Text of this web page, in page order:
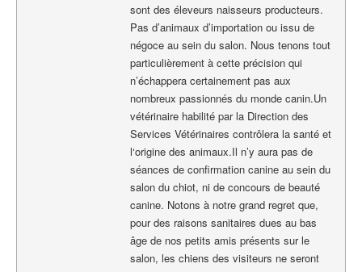
sont des éleveurs naisseurs producteurs.
Pas d’animaux d’importation ou issu de
négoce au sein du salon. Nous tenons tout
particulièrement à cette précision qui
n’échappera certainement pas aux
nombreux passionnés du monde canin.Un
vétérinaire habilité par la Direction des
Services Vétérinaires contrôlera la santé et
l‘origine des animaux.Il n’y aura pas de
séances de confirmation canine au sein du
salon du chiot, ni de concours de beauté
canine. Notons à notre grand regret que,
pour des raisons sanitaires dues au bas
âge de nos petits amis présents sur le
salon, les chiens des visiteurs ne seront